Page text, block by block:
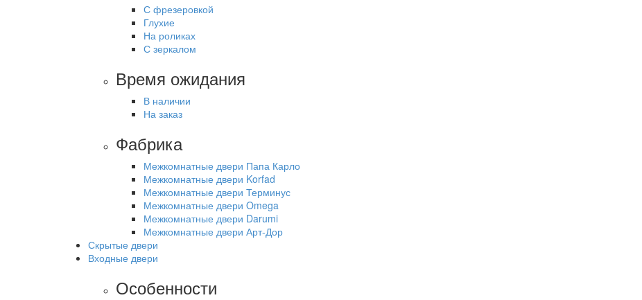
С фрезеровкой
Глухие
На роликах
С зеркалом
Время ожидания
В наличии
На заказ
Фабрика
Межкомнатные двери Папа Карло
Межкомнатные двери Korfad
Межкомнатные двери Терминус
Межкомнатные двери Omega
Межкомнатные двери Darumi
Межкомнатные двери Арт-Дор
Скрытые двери
Входные двери
Особенности